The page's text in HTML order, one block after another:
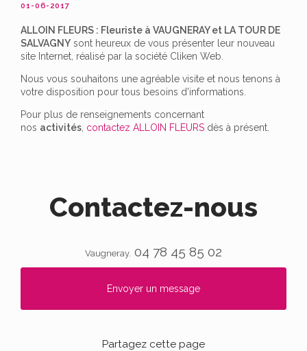
01-06-2017
ALLOIN FLEURS : Fleuriste à VAUGNERAY et LA TOUR DE
SALVAGNY sont heureux de vous présenter leur nouveau
site Internet, réalisé par la société Cliken Web.
Nous vous souhaitons une agréable visite et nous tenons à
votre disposition pour tous besoins d'informations.
Pour plus de renseignements concernant
nos activités contactez ALLOIN FLEURS dès à présent.
Contactez-nous
Vaugneray. 04 78 45 85 02
Envoyer un message
Partagez cette page